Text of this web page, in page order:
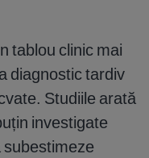
tablou clinic mai
diagnostic tardiv
Studiile arată
investigate
subestimeze